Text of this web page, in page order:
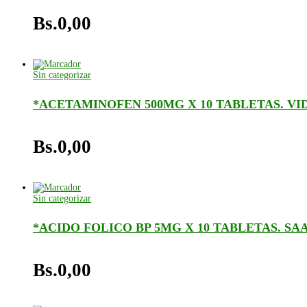
Bs.0,00
Sin categorizar
*ACETAMINOFEN 500MG X 10 TABLETAS.
Bs.0,00
Sin categorizar
*ACIDO FOLICO BP 5MG X 10 TABLETAS.
Bs.0,00